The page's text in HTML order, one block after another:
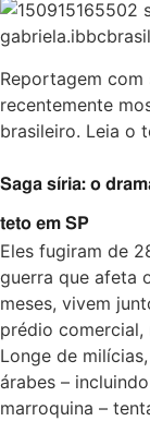
Reportagem
recentemente
brasileiro. Leia o
Saga síria: o
teto em SP
Eles fugiram de
guerra que afeta
meses, vivem
prédio
Longe de
árabes –
marroquina –